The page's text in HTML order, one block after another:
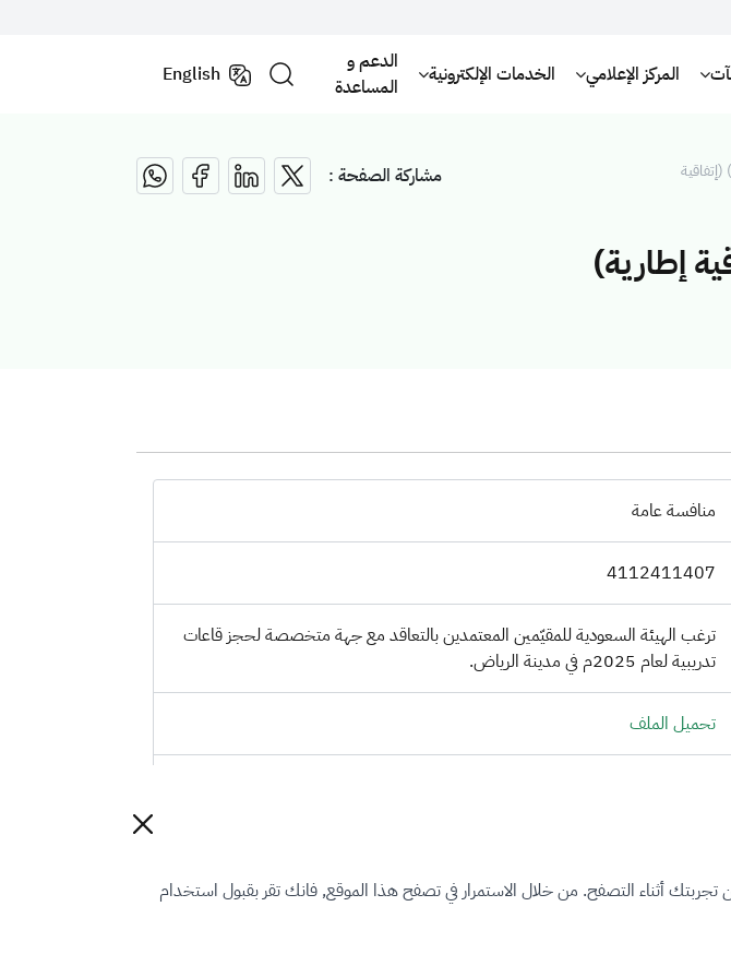
المركز الإعلامي الخدمات الإلكترونية
الدعم و
المساعدة
English
(الرياض) (إتفاقية
مشاركة الصفحة :
منافسة عامة
4112411407
ترغب الهيئة السعودية للمقيّمين المعتمدين بالتعاقد مع جهة متخصصة لحجز قاعات
تدريبية لعام 2025م في مدينة الرياض.
تحميل الملف
أثناء التصفح. من خلال الاستمرار في تصفح هذا الموقع, فانك تقر بقبول استخدام